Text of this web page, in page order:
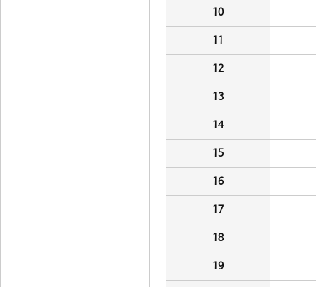
10
11
12
13
14
15
16
17
18
19